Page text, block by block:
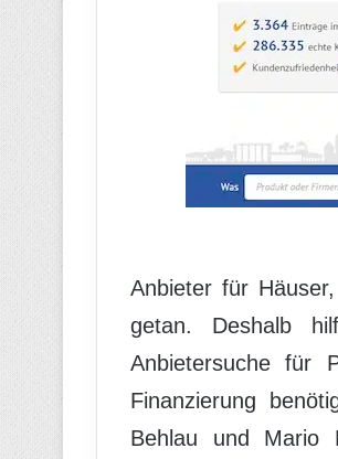
Anbieter für
getan. Deshalb
Anbietersuche für
Finanzierung
Behlau und Mario